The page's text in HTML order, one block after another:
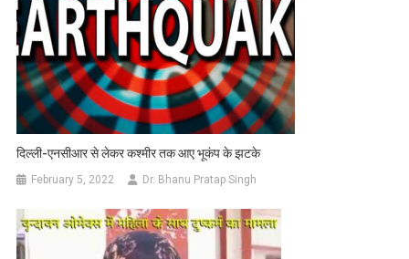
दिल्ली-एनसीआर से लेकर कश्‍मीर तक आए भूकंप के झटके
February 5, 2022 Dr. Bhanu Pratap Singh